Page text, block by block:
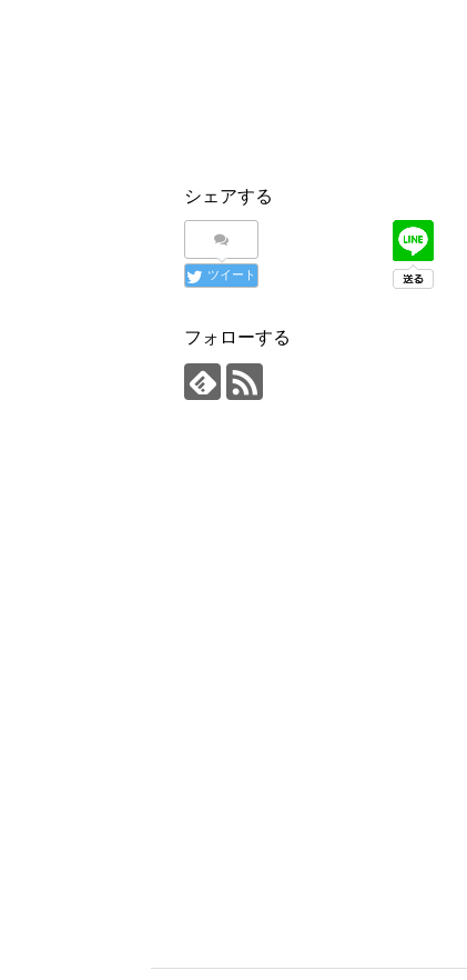
シェアする
ツイート
フォローする